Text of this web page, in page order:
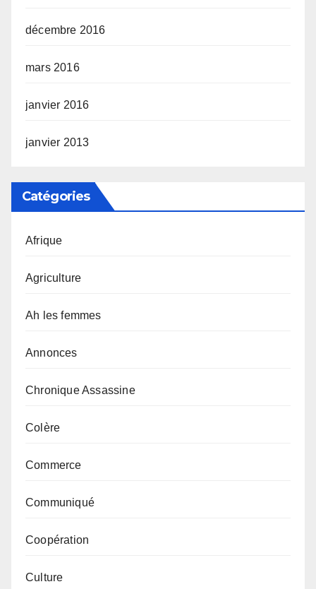
décembre 2016
mars 2016
janvier 2016
janvier 2013
Catégories
Afrique
Agriculture
Ah les femmes
Annonces
Chronique Assassine
Colère
Commerce
Communiqué
Coopération
Culture